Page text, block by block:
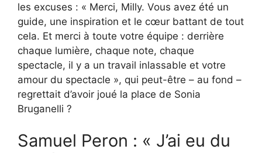
les excuses : « Merci, Milly. Vous avez été un
guide, une inspiration et le cœur battant de tout
cela. Et merci à toute votre équipe : derrière
chaque lumière, chaque note, chaque
spectacle, il y a un travail inlassable et votre
amour du spectacle », qui peut-être – au fond –
regrettait d’avoir joué la place de Sonia
Bruganelli ?
Samuel Peron : « J’ai eu du